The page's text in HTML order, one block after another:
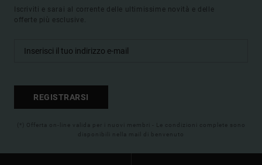
Iscriviti e sarai al corrente delle ultimissime novità e delle
offerte più esclusive.
REGISTRARSI
(*) Offerta on-line valida per i nuovi membri - Le condizioni complete sono
disponibili nella mail di benvenuto